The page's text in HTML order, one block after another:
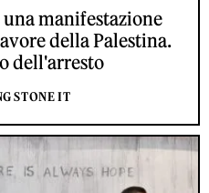
una manifestazione
della Palestina.
dell'arresto
STONE IT